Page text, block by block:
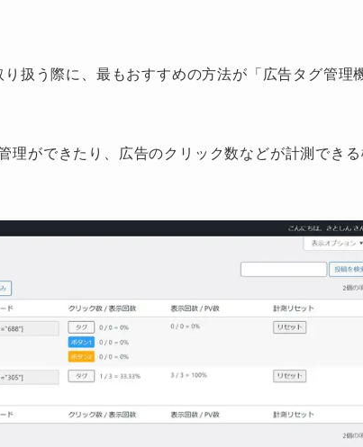
扱う際に、最もおすすめの方法が「広告タグ管理
理ができたり、広告のクリック数などが計測でき